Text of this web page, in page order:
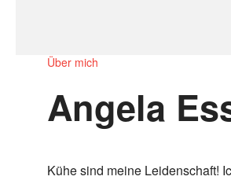
Über mich
Angela
Kühe sind meine Leidenschaft!